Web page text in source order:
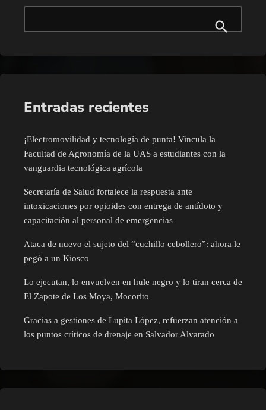
Entradas recientes
¡Electromovilidad y tecnología de punta! Vincula la
Facultad de Agronomía de la UAS a estudiantes con la
vanguardia tecnológica agrícola
Secretaría de Salud fortalece la respuesta ante
intoxicaciones por opioides con entrega de antídoto y
capacitación al personal de emergencias
Ataca de nuevo el sujeto del “cuchillo cebollero”: ahora le
pegó a un Kiosco
Lo ejecutan, lo envuelven en hule negro y lo tiran cerca de
El Zapote de Los Moya, Mocorito
Gracias a gestiones de Lupita López, refuerzan atención a
los puntos críticos de drenaje en Salvador Alvarado